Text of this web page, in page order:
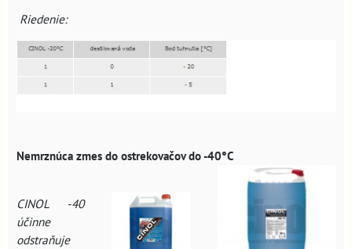
Riedenie:
Nemrznúca zmes do ostrekovačovdo -40°C
CINOL -40
účinne
odstraňuje